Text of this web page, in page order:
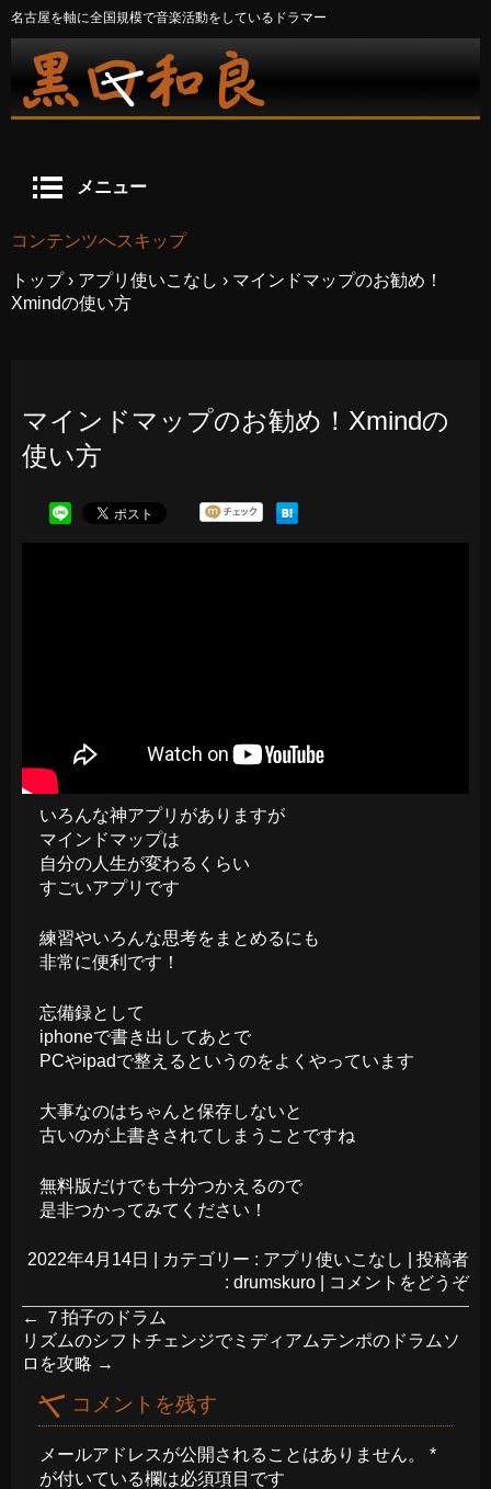
名古屋を軸に全国規模で音楽活動をしているドラマー
メニュー
コンテンツへスキップ
トップ › アプリ使いこなし › マインドマップのお勧め！
Xmindの使い方
マインドマップのお勧め！Xmindの
使い方
いろんな神アプリがありますが
マインドマップは
自分の人生が変わるくらい
すごいアプリです
練習やいろんな思考をまとめるにも
非常に便利です！
忘備録として
iphoneで書き出してあとで
PCやipadで整えるというのをよくやっています
大事なのはちゃんと保存しないと
古いのが上書きされてしまうことですね
無料版だけでも十分つかえるので
是非つかってみてください！
2022年4月14日 カテゴリー : アプリ使いこなし
投稿者
: drumskuro
コメントをどうぞ
←
７拍子のドラム
リズムのシフトチェンジでミディアムテンポのドラムソ
ロを攻略 →
コメントを残す
メールアドレスが公開されることはありません。
*
が付いている欄は必須項目です